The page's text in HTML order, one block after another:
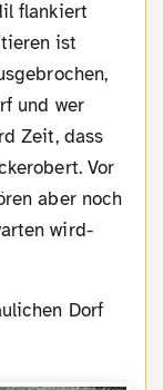
flankiert
ist
und wer
Zeit, dass
Vor
aber noch
wird-
Dorf